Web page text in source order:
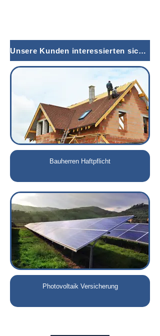
Unsere Kunden interessierten sich
Bauherren Haftpflicht
Photovoltaik Versicherung